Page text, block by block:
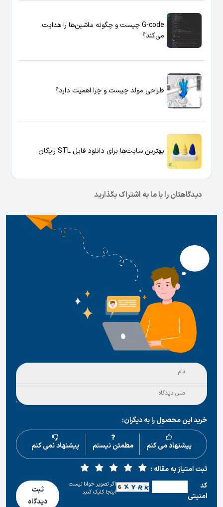
G-code چیست و چگونه ماشین‌ها را هدایت
می‌کند؟
طراحی مولد چیست و چرا اهمیت دارد؟
بهترین سایت‌ها برای دانلود فایل STL رایگان
دیدگاهتان را با ما به اشتراک بگذارید
خرید این محصول را به دیگران:
پیشنهاد می کنم مطمئن نیستم پیشنهاد نمی کنم
ثبت امتیاز به مقاله :
كد
امنیتی
اگر تصویر خوانا نیست
اینجا کلیک کنید
ثبت
دیدگاه